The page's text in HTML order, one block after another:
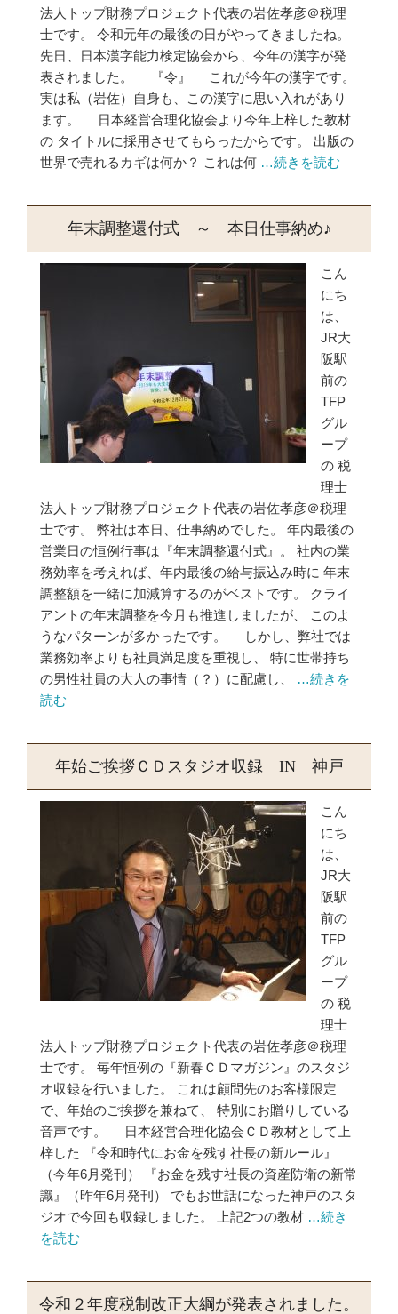
法人トップ財務プロジェクト代表の岩佐孝彦＠税理
士です。 令和元年の最後の日がやってきましたね。
先日、日本漢字能力検定協会から、今年の漢字が発
表されました。 『令』 これが今年の漢字です。
実は私（岩佐）自身も、この漢字に思い入れがあり
ます。 日本経営合理化協会より今年上梓した教材
の タイトルに採用させてもらったからです。 出版の
世界で売れるカギは何か？ これは何 …続きを読む
年末調整還付式 ～ 本日仕事納め♪
こん
にち
は、
JR大
阪駅
前の
TFP
グル
ープ
の 税
理士
法人トップ財務プロジェクト代表の岩佐孝彦＠税理
士です。 弊社は本日、仕事納めでした。 年内最後の
営業日の恒例行事は『年末調整還付式』。 社内の業
務効率を考えれば、年内最後の給与振込み時に 年末
調整額を一緒に加減算するのがベストです。 クライ
アントの年末調整を今月も推進しましたが、 このよ
うなパターンが多かったです。 しかし、弊社では
業務効率よりも社員満足度を重視し、 特に世帯持ち
の男性社員の大人の事情（？）に配慮し、
…続きを
読む
年始ご挨拶ＣＤスタジオ収録 IN 神戸
こん
にち
は、
JR大
阪駅
前の
TFP
グル
ープ
の 税
理士
法人トップ財務プロジェクト代表の岩佐孝彦＠税理
士です。 毎年恒例の『新春ＣＤマガジン』のスタジ
オ収録を行いました。 これは顧問先のお客様限定
で、年始のご挨拶を兼ねて、 特別にお贈りしている
音声です。 日本経営合理化協会ＣＤ教材として上
梓した 『令和時代にお金を残す社長の新ルール』
（今年6月発刊） 『お金を残す社長の資産防衛の新常
識』（昨年6月発刊） でもお世話になった神戸のスタ
ジオで今回も収録しました。 上記2つの教材 …続き
を読む
令和２年度税制改正大綱が発表されました。